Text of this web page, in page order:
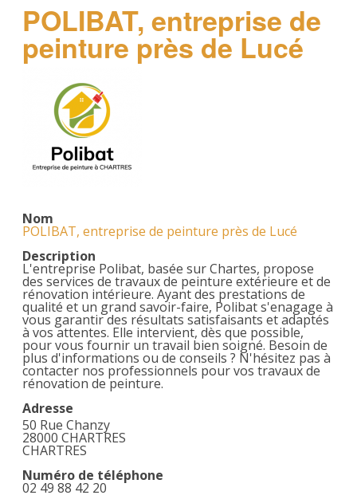
POLIBAT, entreprise de
peinture près de Lucé
Nom
POLIBAT, entreprise de peinture près de Lucé
Description
L'entreprise Polibat, basée sur Chartes, propose
des services de travaux de peinture extérieure et de
rénovation intérieure. Ayant des prestations de
qualité et un grand savoir-faire, Polibat s'enagage à
vous garantir des résultats satisfaisants et adaptés
à vos attentes. Elle intervient, dès que possible,
pour vous fournir un travail bien soigné. Besoin de
plus d'informations ou de conseils ? N'hésitez pas à
contacter nos professionnels pour vos travaux de
rénovation de peinture.
Adresse
50 Rue Chanzy
28000 CHARTRES
CHARTRES
Numéro de téléphone
02 49 88 42 20